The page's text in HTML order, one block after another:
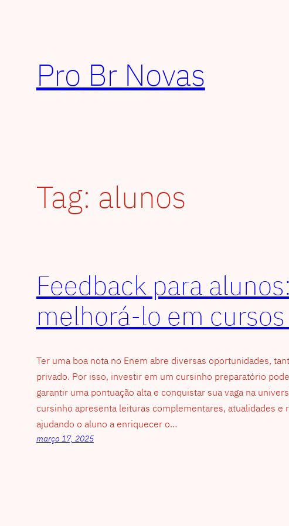
Pro Br Novas
Tag: alunos
Feedback para
melhorá-lo em
Ter uma boa nota no Enem abre diversas oportunidades,
privado. Por isso, investir em um cursinho preparatório
garantir uma pontuação alta e conquistar sua vaga na
cursinho apresenta leituras complementares, atualidades e
ajudando o aluno a enriquecer o…
março 17, 2025